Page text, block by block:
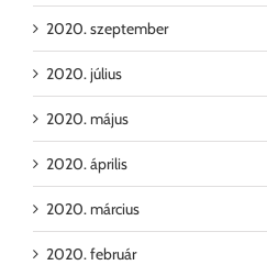
2020. szeptember
2020. július
2020. május
2020. április
2020. március
2020. február